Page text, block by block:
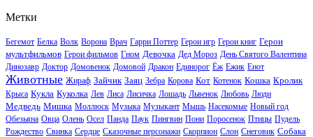
Метки
Бегемот Белка Волк Ворона Врач Гарри Поттер Герои игр Герои книг Герои
мультфильмов Герои фильмов Гном Девочка Дед Мороз День Святого Валентина
Динозавр Доктор Домовенок Домовой Дракон Единорог Ёж Ежик Енот
Животные Жираф Зайчик Заяц Зебра Корова Кот Котенок Кошка Кролик
Крыса Кукла Куколка Лев Лиса Лисичка Лошадь Львенок Любовь Люди
Медведь Мишка Моллюск Музыка Музыкант Мышь Насекомые Новый год
Обезьяна Овца Олень Осел Панда Паук Пингвин Пони Поросенок Птицы Пудель
Рождество Свинка Сердце Сказочные персонажи Скорпион Слон Снеговик Собака